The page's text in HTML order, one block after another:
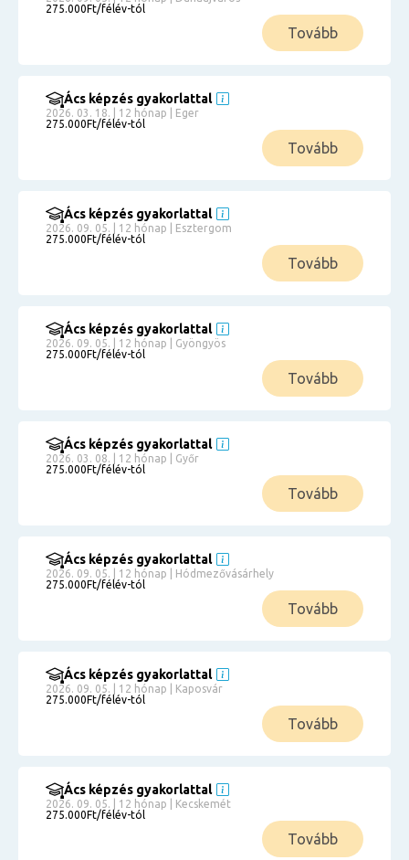
275.000Ft/félév-tól
Tovább
Ács képzés gyakorlattal
2026. 03. 18. | 12 hónap | Eger
275.000Ft/félév-tól
Tovább
Ács képzés gyakorlattal
2026. 09. 05. | 12 hónap | Esztergom
275.000Ft/félév-tól
Tovább
Ács képzés gyakorlattal
2026. 09. 05. | 12 hónap | Gyöngyös
275.000Ft/félév-tól
Tovább
Ács képzés gyakorlattal
2026. 03. 08. | 12 hónap | Győr
275.000Ft/félév-tól
Tovább
Ács képzés gyakorlattal
2026. 09. 05. | 12 hónap | Hódmezővásárhely
275.000Ft/félév-tól
Tovább
Ács képzés gyakorlattal
2026. 09. 05. | 12 hónap | Kaposvár
275.000Ft/félév-tól
Tovább
Ács képzés gyakorlattal
2026. 09. 05. | 12 hónap | Kecskemét
275.000Ft/félév-tól
Tovább